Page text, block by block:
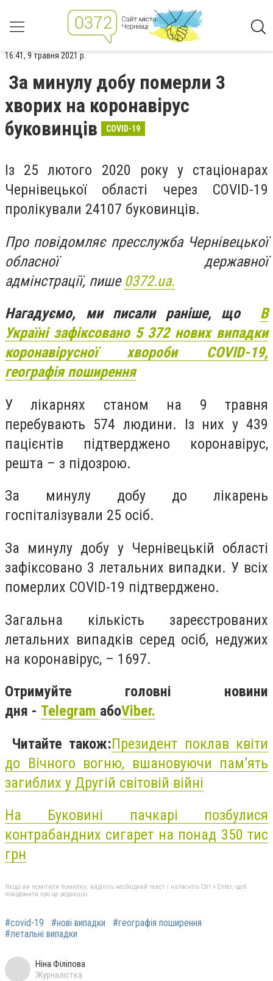
16:41, 9 травня 2021 р.
За минулу добу померли 3
хворих на коронавірус
буковинців
COVID-19
Із 25 лютого 2020 року у стаціонарах
Чернівецької області через COVID-19
пролікували 24107 буковинців.
Про повідомляє пресслужба Чернівецької
обласної державної
адмінстрації, пише 0372.ua.
Нагадуємо, ми писали раніше, що В
Україні зафіксовано 5 372 нових випадки
коронавірусної хвороби COVID-19,
географія поширення
У лікарнях станом на 9 травня
перебувають 574 людини. Із них у 439
пацієнтів підтверджено коронавірус,
решта – з підозрою.
За минулу добу до лікарень
госпіталізували 25 осіб.
За минулу добу у Чернівецькій області
зафіксовано 3 летальних випадки. У всіх
померлих COVID-19 підтверджено.
Загальна кількість зареєстрованих
летальних випадків серед осіб, недужих
на коронавірус, – 1697.
Отримуйте головні новини
дня - Telegram абоViber.
Читайте також:Президент поклав квіти
до Вічного вогню, вшановуючи пам’ять
загиблих у Другій світовій війні
На Буковині пачкарі позбулися
контрабандних сигарет на понад 350 тис
грн
Якщо ви помітили помилку, виділіть необхідний текст і натисніть Ctrl + Enter, щоб
повідомити про це редакцію
#covid-19 #нові випадки
#географія поширення
#летальні випадки
Ніна Філіпова
Журналістка